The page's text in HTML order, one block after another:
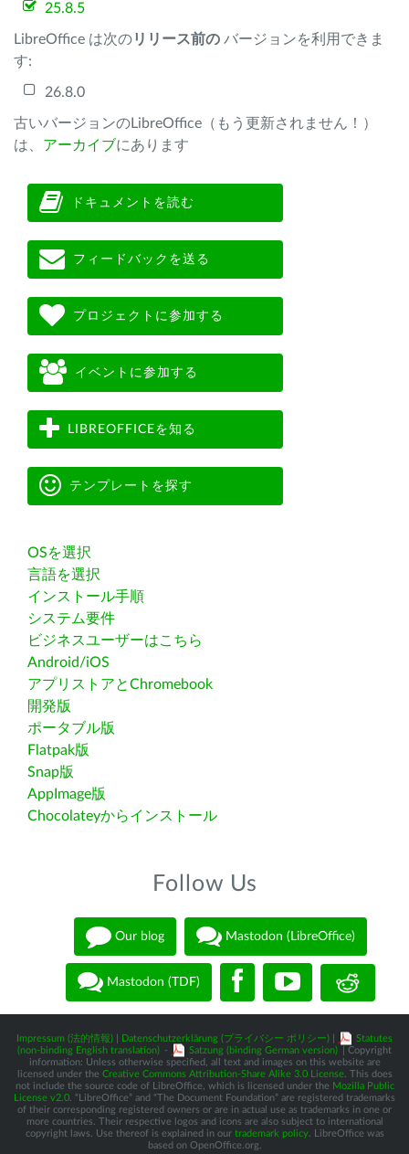
25.8.5
LibreOffice は次のリリース前の バージョンを利用できま
す:
26.8.0
古いバージョンのLibreOffice（もう更新されません！）
は、 アーカイブにあります
ドキュメントを読む
フィードバックを送る
プロジェクトに参加する
イベントに参加する
LIBREOFFICEを知る
テンプレートを探す
OSを選択
言語を選択
インストール手順
システム要件
ビジネスユーザーはこちら
Android/iOS
アプリストアとChromebook
開発版
ポータブル版
Flatpak版
Snap版
AppImage版
Chocolateyからインストール
Follow Us
Our blog Mastodon (LibreOffice)
Mastodon (TDF)
Impressum (法的情報) Datenschutzerklärung (プライバシー ポリシー)
Statutes
(non-binding English translation) - Satzung (binding German version)
| Copyright
information: Unless otherwise specified, all text and images on this website are
licensed under the Creative Commons Attribution-Share Alike 3.0 License. This does
not include the source code of LibreOffice, which is licensed under the Mozilla Public
License v2.0 . “LibreOffice” and “The Document Foundation” are registered trademarks
of their corresponding registered owners or are in actual use as trademarks in one or
more countries. Their respective logos and icons are also subject to international
copyright laws. Use thereof is explained in our trademark policy. LibreOffice was
based on OpenOffice.org.